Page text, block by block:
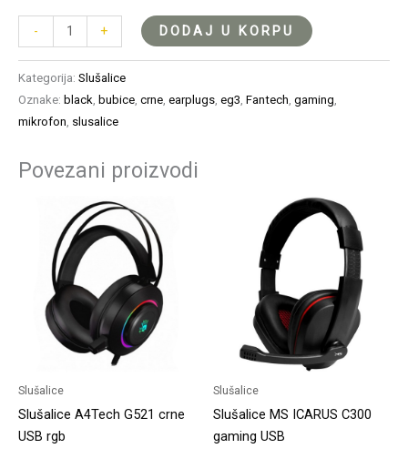
- + DODAJ U KORPU
Kategorija: Slušalice
Oznake: black bubice crne earplugs eg3 Fantech gaming
mikrofon slusalice
Povezani proizvodi
Slušalice
Slušalice A4Tech G521 crne
USB rgb
Slušalice
Slušalice MS ICARUS C300
gaming USB